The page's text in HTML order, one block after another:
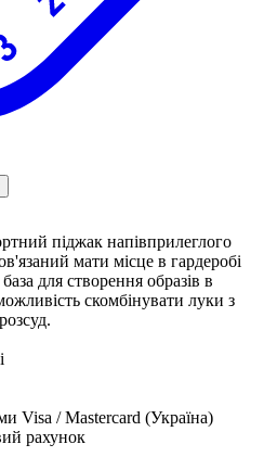
піджак напівприлеглого
мати місце в гардеробі
для створення образів в
скомбінувати луки з
Visa / Mastercard (Україна)
рахунок